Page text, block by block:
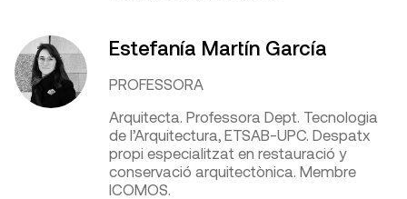
Estefanía Martín García
PROFESSORA
Arquitecta. Professora Dept. Tecnologia
de l’Arquitectura, ETSAB-UPC. Despatx
propi especialitzat en restauració y
conservació arquitectònica. Membre
ICOMOS.